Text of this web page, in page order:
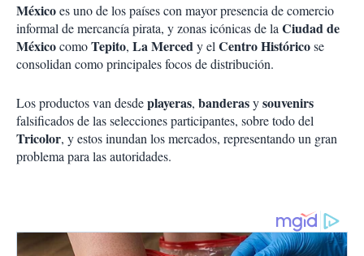
Méxicoes uno de los países con mayor presencia de comercio
informal de mercancía pirata, y zonas icónicas de laCiudad de
MéxicocomoTepito, La Mercedy elCentro Históricose
consolidan como principales focos de distribución.
Los productos van desdeplayeras, banderasysouvenirs
falsificados de las selecciones participantes, sobre todo del
Tricolor, y estos inundan los mercados, representando un gran
problema para las autoridades.